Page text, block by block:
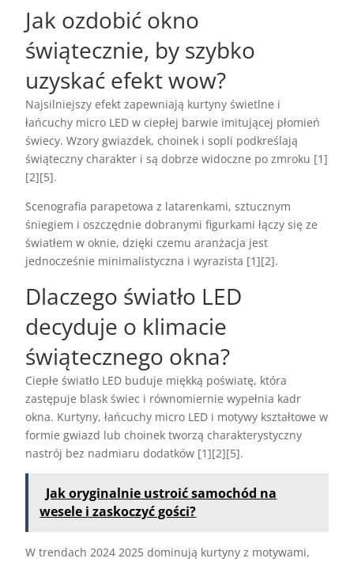
Jak ozdobić okno
świątecznie, by szybko
uzyskać efekt wow?
Najsilniejszy efekt zapewniają kurtyny świetlne i
łańcuchy micro LED w ciepłej barwie imitującej płomień
świecy. Wzory gwiazdek, choinek i sopli podkreślają
świąteczny charakter i są dobrze widoczne po zmroku [1]
[2][5].
Scenografia parapetowa z latarenkami, sztucznym
śniegiem i oszczędnie dobranymi figurkami łączy się ze
światłem w oknie, dzięki czemu aranżacja jest
jednocześnie minimalistyczna i wyrazista [1][2].
Dlaczego światło LED
decyduje o klimacie
świątecznego okna?
Ciepłe światło LED buduje miękką poświatę, która
zastępuje blask świec i równomiernie wypełnia kadr
okna. Kurtyny, łańcuchy micro LED i motywy kształtowe w
formie gwiazd lub choinek tworzą charakterystyczny
nastrój bez nadmiaru dodatków [1][2][5].
Jak oryginalnie ustroić samochód na
wesele i zaskoczyć gości?
W trendach 2024 2025 dominują kurtyny z motywami,